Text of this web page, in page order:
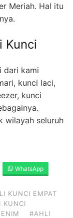
Meriah. Hal itu
Kunci
dari kami
kunci laci,
kunci
wilayah seluruh
WhatsApp
KUNCI EMPAT
KUNCI
#AHLI